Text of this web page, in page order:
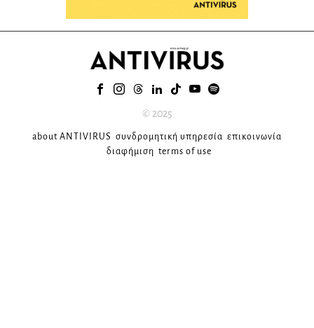
© 2025
about ANTIVIRUS συνδρομητική υπηρεσία επικοινωνία
διαφήμιση terms of use